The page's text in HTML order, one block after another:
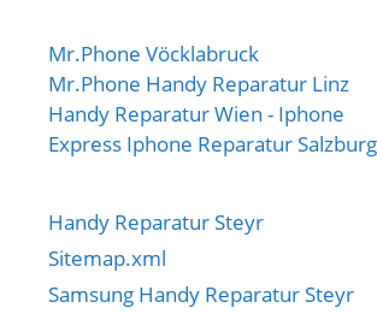
Mr.Phone Vöcklabruck
Mr.Phone Handy Reparatur Linz
Handy Reparatur Wien - Iphone
Express Iphone Reparatur
Handy Reparatur Steyr
Sitemap.xml
Samsung Handy Reparatur Steyr